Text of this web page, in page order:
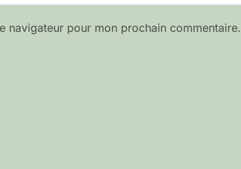
navigateur pour mon prochain commentaire.